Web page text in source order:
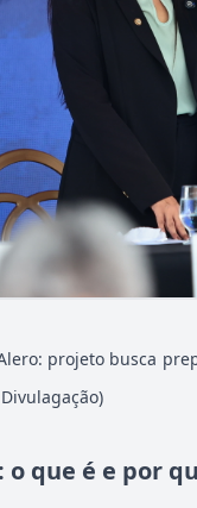
projeto busca
que é e por